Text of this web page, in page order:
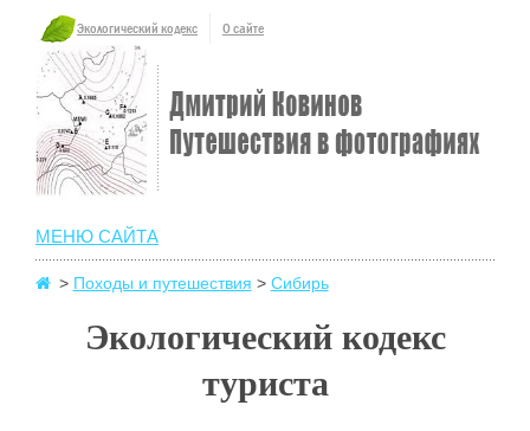
Экологический кодекс О сайте
МЕНЮ САЙТА
> Походы и путешествия > Сибирь
Экологический кодекс
туриста